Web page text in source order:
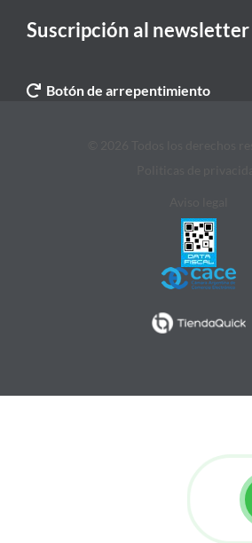
Suscripción al newsletter
Botón de arrepentimiento